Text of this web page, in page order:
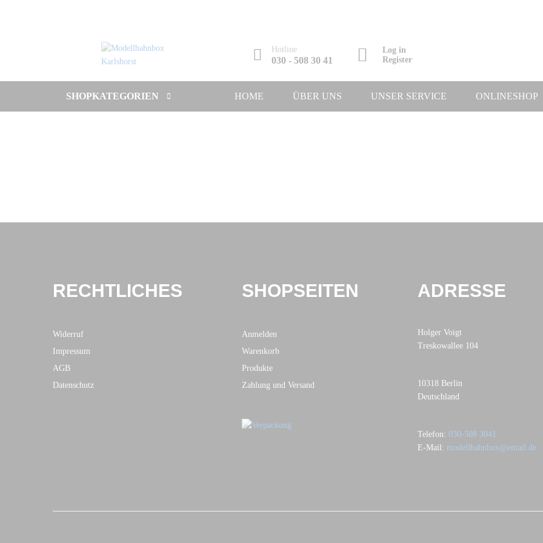
Hotline
030 - 508 30 41
Log in
Register
SHOPKATEGORIEN HOME ÜBER UNS UNSER SERVICE ONLINESHOP
RECHTLICHES
Widerruf
Impressum
AGB
Datenschutz
SHOPSEITEN
Anmelden
Warenkorb
Produkte
Zahlung und Versand
ADRESSE
Holger Voigt
Treskowallee 104
10318 Berlin
Deutschland
Telefon:030-508 3041
E-Mail: modellbahnbox@email.de